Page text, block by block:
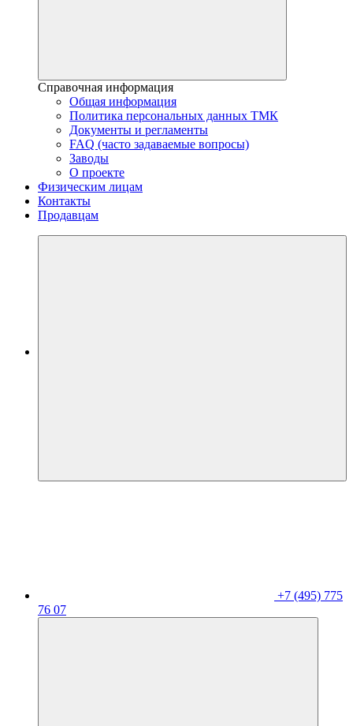
Справочная информация
Общая информация
Политика персональных данных ТМК
Документы и регламенты
FAQ (часто задаваемые вопросы)
Заводы
О проекте
Физическим лицам
Контакты
Продавцам
+7 (495) 775
76 07